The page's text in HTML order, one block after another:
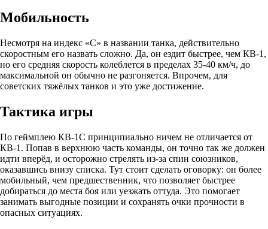
Мобильность
Несмотря на индекс «С» в названии танка, действительно
скоростным его назвать сложно. Да, он ездит быстрее, чем КВ-1,
но его средняя скорость колеблется в пределах 35-40 км/ч, до
максимальной он обычно не разгоняется. Впрочем, для
советских тяжёлых танков и это уже достижение.
Тактика игры
По геймплею КВ-1С принципиально ничем не отличается от
КВ-1. Попав в верхнюю часть команды, он точно так же должен
идти вперёд, и осторожно стрелять из-за спин союзников,
оказавшись внизу списка. Тут стоит сделать оговорку: он более
мобильный, чем предшественник, что позволяет быстрее
добираться до места боя или уезжать оттуда. Это помогает
занимать выгодные позиции и сохранять очки прочности в
опасных ситуациях.